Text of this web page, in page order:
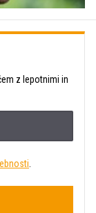
z lepotnimi in